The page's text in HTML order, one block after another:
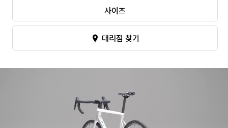
사이즈
대리점 찾기